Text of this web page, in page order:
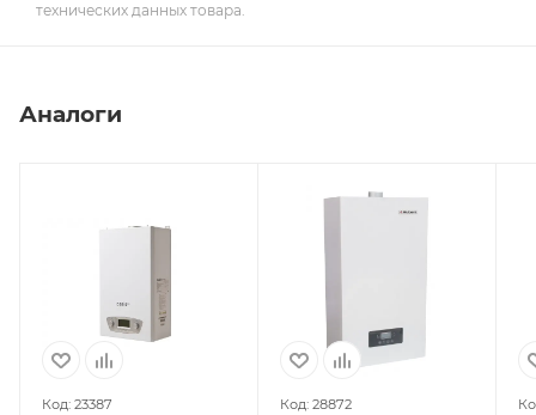
технических данных товара.
Аналоги
Код: 23387
Код: 28872